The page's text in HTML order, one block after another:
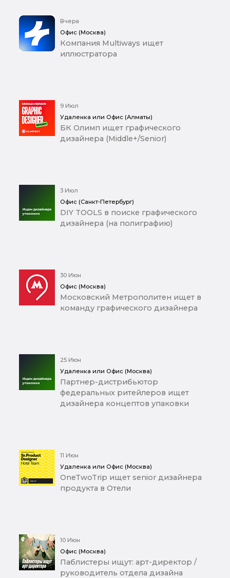
Вчера
Офис (Москва)
Компания Multiways ищет
иллюстратора
9 Июл
Удаленка или Офис (Алматы)
БК Олимп ищет графического
дизайнера (Middle+/Senior)
3 Июл
Офис (Санкт-Петербург)
DIY TOOLS в поиске графического
дизайнера (на полиграфию)
30 Июн
Офис (Москва)
Московский Метрополитен ищет в
команду графического дизайнера
25 Июн
Удаленка или Офис (Москва)
Партнер-дистрибьютор
федеральных ритейлеров ищет
дизайнера концептов упаковки
11 Июн
Удаленка или Офис (Москва)
OneTwoTrip ищет senior дизайнера
продукта в Отели
10 Июн
Офис (Москва)
Паблистеры ищут: арт-директор /
руководитель отдела дизайна